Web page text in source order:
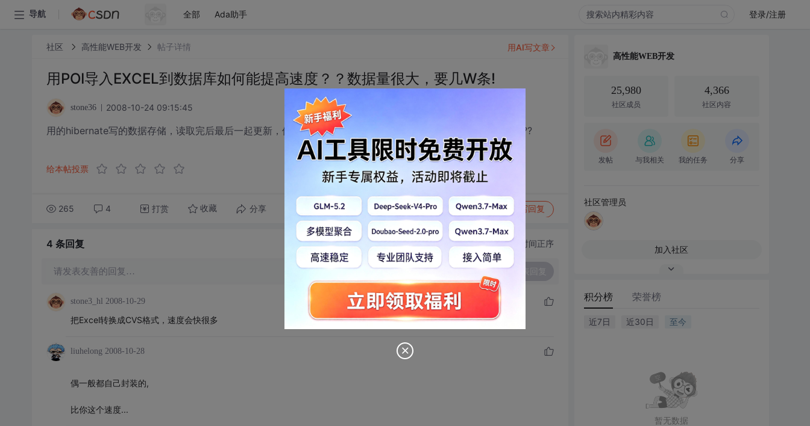
导航 全部 Ada助手 登录/注册
社区 高性能WEB开发 帖子详情
用POI导入EXCEL到数据库如何能提高速度？？数据量很大，要几W条!
stone36 2008-10-24 09:15:45
用的hibernate写的数据存储，读取完后最后一起更新，但读取就很慢，1W行要10大几分钟，怎么做才快速导入???
给本帖投票
265 4 打赏 收藏 分享 转发到动态 举报 写回复
用AI写文章
4 条回复 切换为时间正序
请发表友善的回复…
stone3_hl 2008-10-29
把Excel转换成CVS格式，速度会快很多
liuhelong 2008-10-28
偶一般都自己封装的,
比你这个速度...
高性能WEB开发
25,980
社区成员
4,366
社区内容
发帖 与我相关 我的任务 分享
社区管理员
加入社区
积分榜 荣誉榜
近7日 近30日 至今
暂无数据